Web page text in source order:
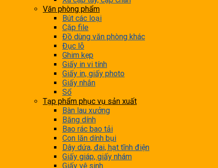
Văn phòng phẩm
Bút các loại
Cặp file
Đồ dùng văn phòng khác
Đục lỗ
Ghim kẹp
Giấy in vi tính
Giấy in, giấy photo
Giấy nhắn
Sổ
Tạp phẩm phục vụ sản xuất
Bàn lau xưởng
Băng dính
Bao rác bao tải
Con lăn dính bụi
Dây dứa, đai, hạt tĩnh điện
Giấy giáp, giấy nhám
Giấy vệ sinh